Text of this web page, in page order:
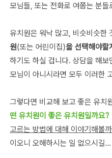
모님들, 또는 전화로 여쭙는 분들
유치원은 워낙 많고, 비슷비슷한
원(또는 어린이집)을 선택해야할
하기도 하실 겁니다. 상담을 해
모님이 아니시라면 모두 이러한
그렇다면 비교해 보고 좋은 유치
떤 유치원이 좋은 유치원일까요?
고르는 방법에 대해 이야기해볼
이오니 오해하시는 일 없으시길...